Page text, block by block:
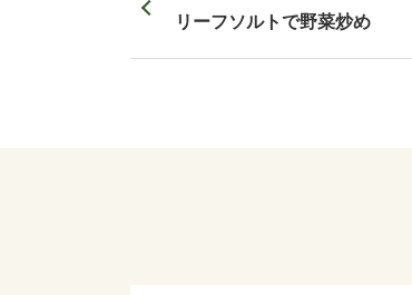
リーフソルトで野菜炒め